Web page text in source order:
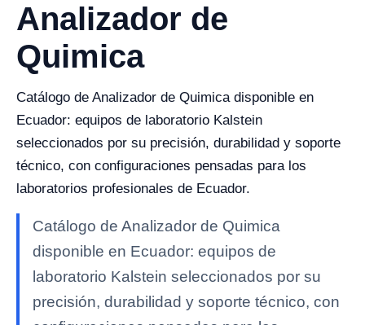
Analizador de
Quimica
Catálogo de Analizador de Quimica disponible en
Ecuador: equipos de laboratorio Kalstein
seleccionados por su precisión, durabilidad y soporte
técnico, con configuraciones pensadas para los
laboratorios profesionales de Ecuador.
Catálogo de Analizador de Quimica
disponible en Ecuador: equipos de
laboratorio Kalstein seleccionados por su
precisión, durabilidad y soporte técnico, con